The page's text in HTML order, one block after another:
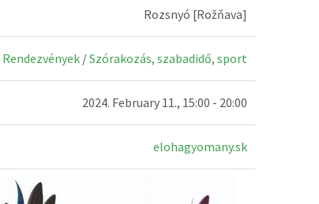
Rozsnyó [Rožňava]
Rendezvények /Szórakozás, szabadidő, sport
2024. February 11., 15:00 - 20:00
elohagyomany.sk